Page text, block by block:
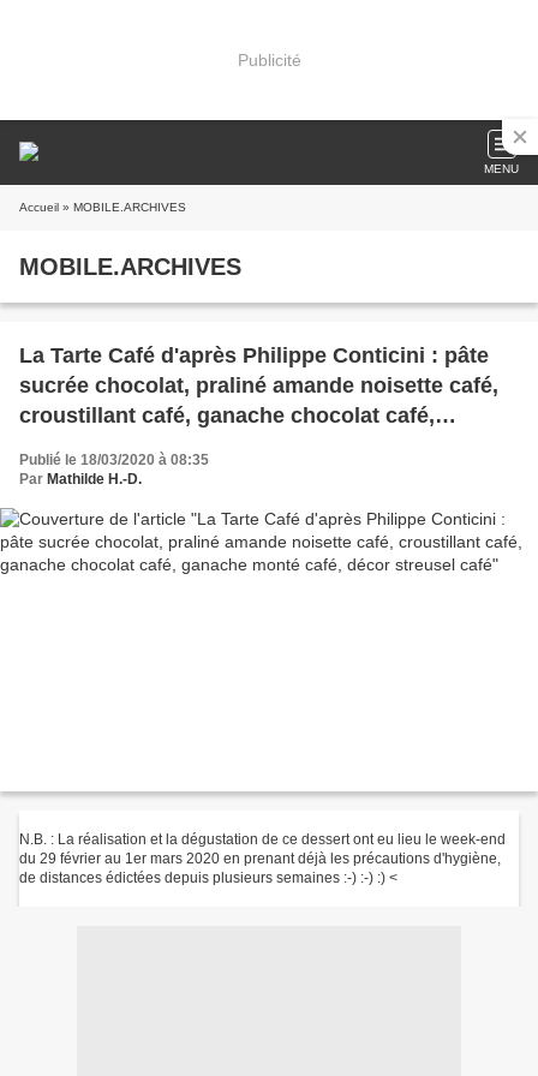
Publicité
MENU
Accueil » MOBILE.ARCHIVES
MOBILE.ARCHIVES
La Tarte Café d'après Philippe Conticini : pâte
sucrée chocolat, praliné amande noisette café,
croustillant café, ganache chocolat café,
ganache monté café, décor streusel café
Publié le 18/03/2020 à 08:35
Par Mathilde H.-D.
N.B. : La réalisation et la dégustation de ce dessert ont eu lieu le week-end
du 29 février au 1er mars 2020 en prenant déjà les précautions d'hygiène,
de distances édictées depuis plusieurs semaines :-) :-) :) <